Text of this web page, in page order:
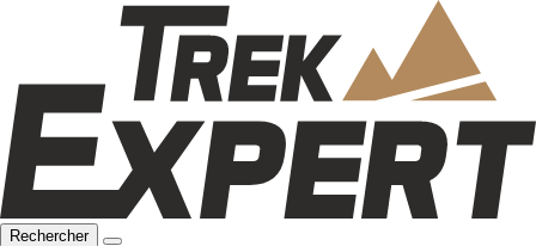
Rechercher